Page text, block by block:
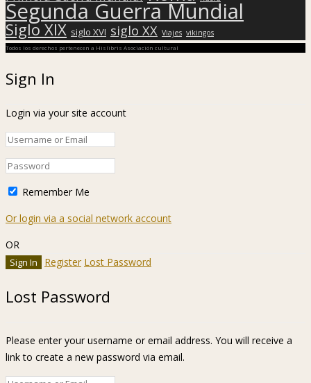
Segunda Guerra Mundial
Siglo XIX siglo XVI siglo XX Viajes vikingos
Todos los derechos pertenecen a Hislibris Asociación cultural
Sign In
Login via your site account
Remember Me
Or login via a social network account
OR
Register Lost Password
Lost Password
Please enter your username or email address. You will receive a
link to create a new password via email.